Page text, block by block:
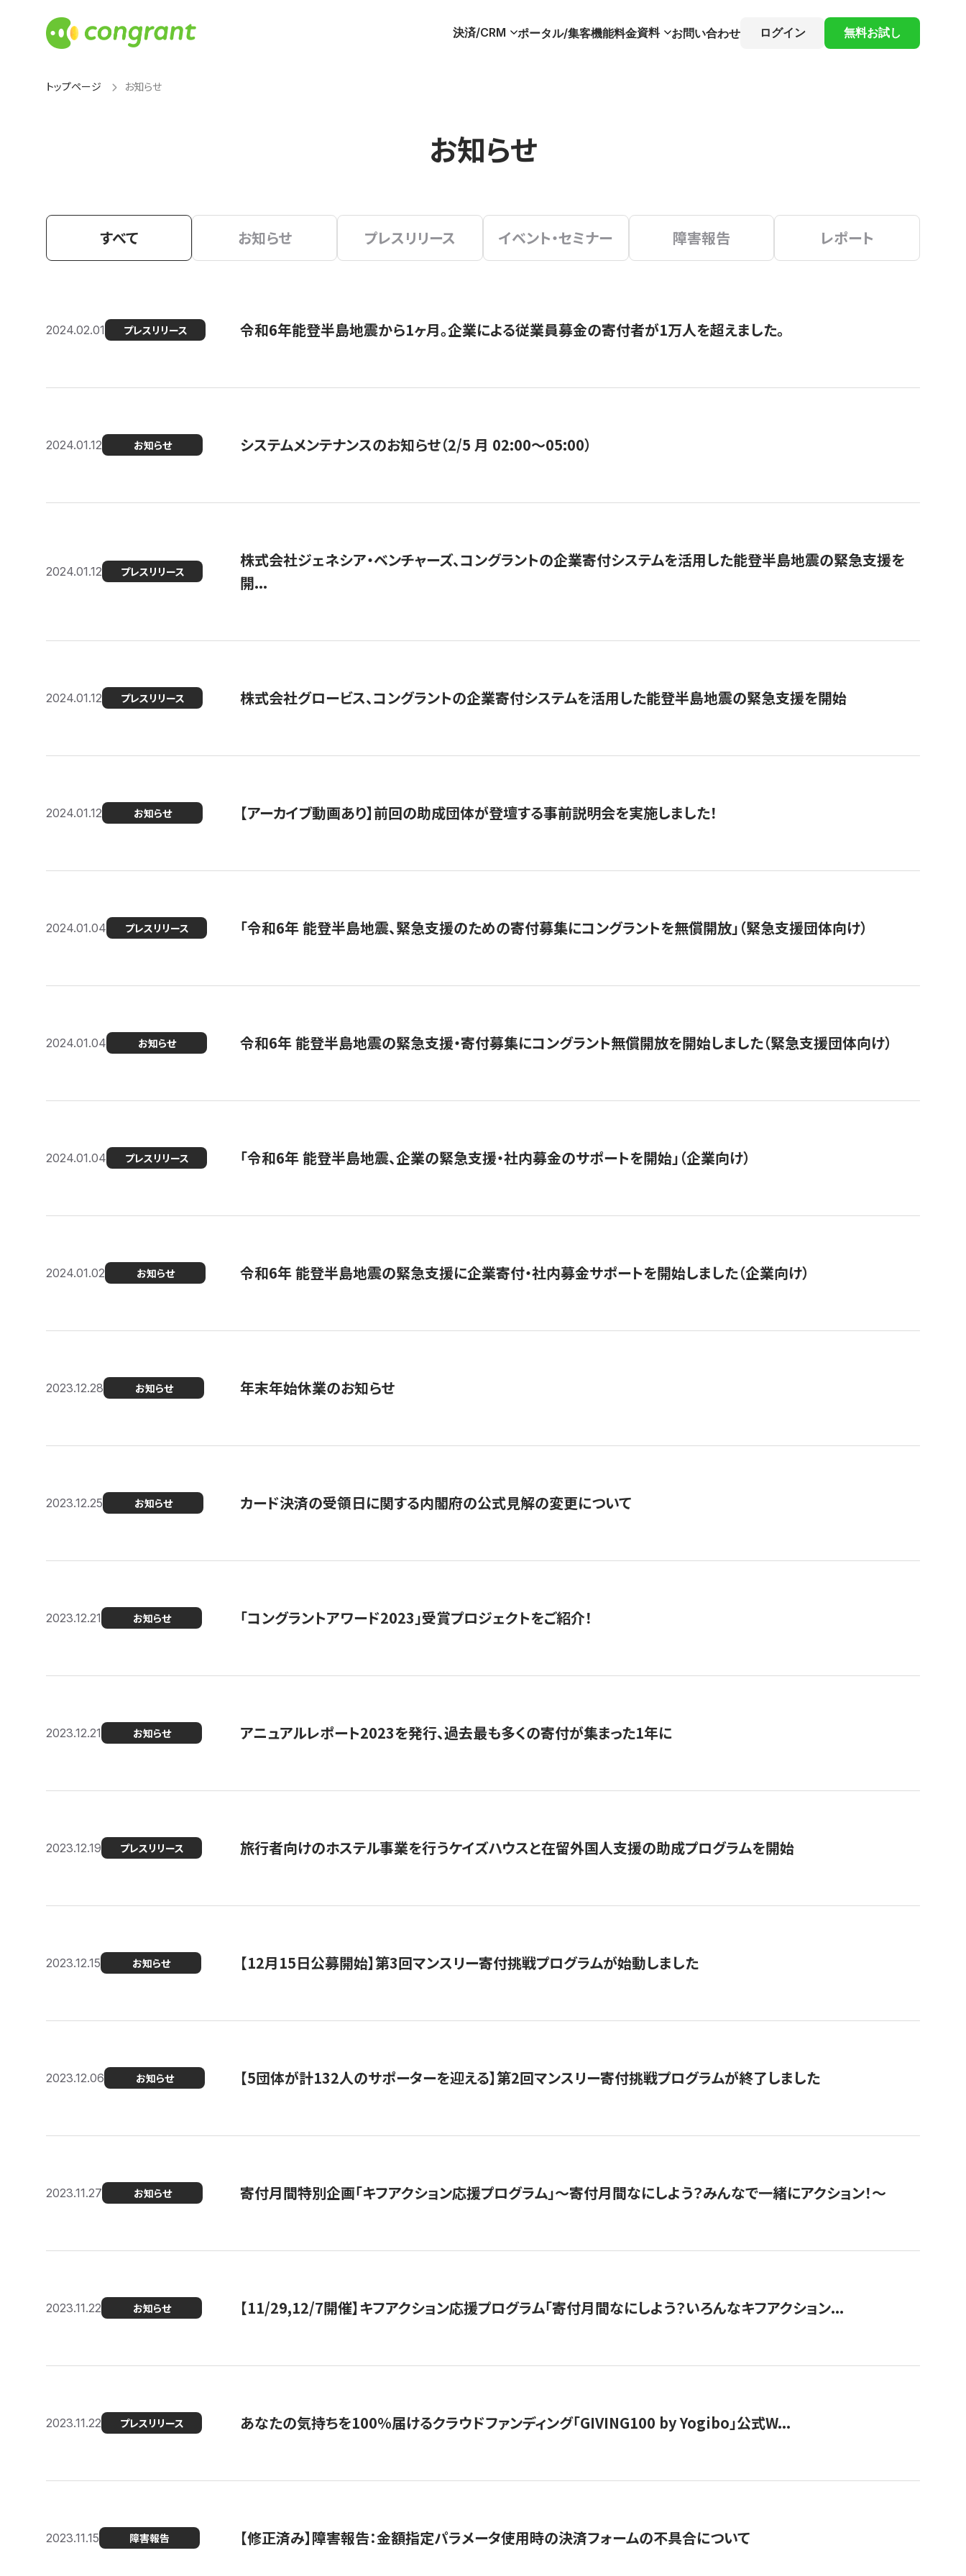
決済/CRM ポータル/集客機能料金資料 お問い合わせ ログイン 無料お試し
トップページ お知らせ
お知らせ
すべて お知らせ プレスリリース イベント・セミナー 障害報告 レポート
2024.02.01 プレスリリース 令和6年能登半島地震から1ヶ月。企業による従業員募金の寄付者が1万人を超えました。
2024.01.12 お知らせ システムメンテナンスのお知らせ（2/5 月 02:00〜05:00）
2024.01.12 プレスリリース
株式会社ジェネシア・ベンチャーズ、コングラントの企業寄付システムを活用した能登半島地震の緊急支援を
開...
2024.01.12 プレスリリース 株式会社グロービス、コングラントの企業寄付システムを活用した能登半島地震の緊急支援を開始
2024.01.12 お知らせ 【アーカイブ動画あり】前回の助成団体が登壇する事前説明会を実施しました！
2024.01.04 プレスリリース 「令和6年 能登半島地震、緊急支援のための寄付募集にコングラントを無償開放」（緊急支援団体向け）
2024.01.04 お知らせ 令和6年 能登半島地震の緊急支援・寄付募集にコングラント無償開放を開始しました（緊急支援団体向け）
2024.01.04 プレスリリース 「令和6年 能登半島地震、企業の緊急支援・社内募金のサポートを開始」（企業向け）
2024.01.02 お知らせ 令和6年 能登半島地震の緊急支援に企業寄付・社内募金サポートを開始しました（企業向け）
2023.12.28 お知らせ 年末年始休業のお知らせ
2023.12.25 お知らせ カード決済の受領日に関する内閣府の公式見解の変更について
2023.12.21 お知らせ 「コングラントアワード2023」受賞プロジェクトをご紹介！
2023.12.21 お知らせ アニュアルレポート2023を発行、過去最も多くの寄付が集まった1年に
2023.12.19 プレスリリース 旅行者向けのホステル事業を行うケイズハウスと在留外国人支援の助成プログラムを開始
2023.12.15 お知らせ 【12月15日公募開始】第3回マンスリー寄付挑戦プログラムが始動しました
2023.12.06 お知らせ 【5団体が計132人のサポーターを迎える】第2回マンスリー寄付挑戦プログラムが終了しました
2023.11.27 お知らせ 寄付月間特別企画「キフアクション応援プログラム」〜寄付月間なにしよう？みんなで一緒にアクション！〜
2023.11.22 お知らせ 【11/29,12/7開催】キフアクション応援プログラム「寄付月間なにしよう？いろんなキフアクション...
2023.11.22 プレスリリース あなたの気持ちを100％届けるクラウドファンディング「GIVING100 by Yogibo」公式W...
2023.11.15 障害報告 【修正済み】障害報告：金額指定パラメータ使用時の決済フォームの不具合について